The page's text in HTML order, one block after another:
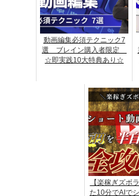
動画編集必須テクニック7
選 ブレイン購入者限定
☆即実践10大特典あり☆
【楽稼ぎズボ
た10分でAIで